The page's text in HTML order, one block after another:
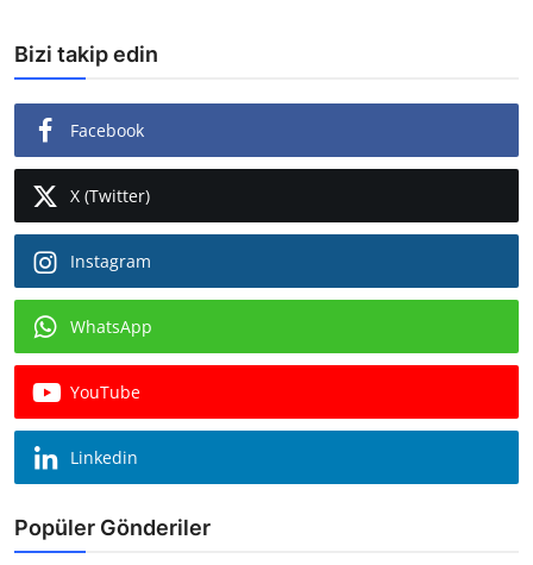
Bizi takip edin
Facebook
X (Twitter)
Instagram
WhatsApp
YouTube
Linkedin
Popüler Gönderiler